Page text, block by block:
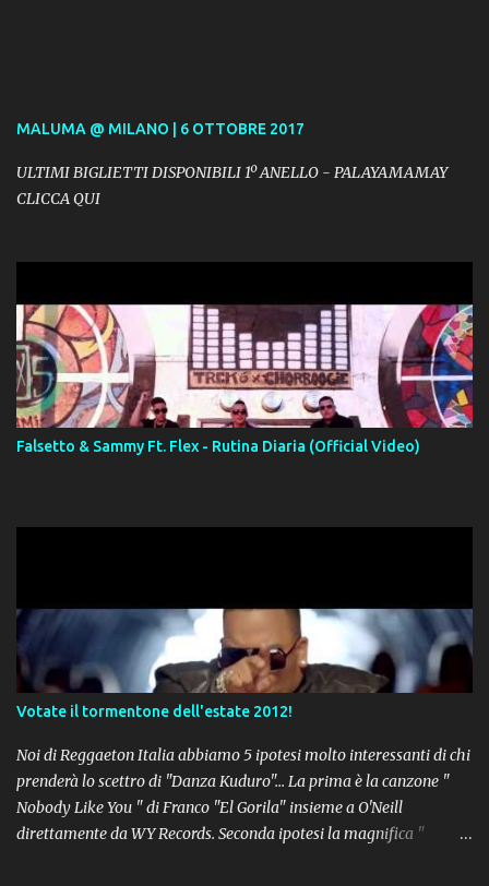
MALUMA @ MILANO | 6 OTTOBRE 2017
ULTIMI BIGLIETTI DISPONIBILI 1º ANELLO - PALAYAMAMAY
CLICCA QUI
Falsetto & Sammy Ft. Flex - Rutina Diaria (Official Video)
Votate il tormentone dell'estate 2012!
Noi di Reggaeton Italia abbiamo 5 ipotesi molto interessanti di chi
prenderà lo scettro di "Danza Kuduro"... La prima è la canzone "
Nobody Like You " di Franco "El Gorila" insieme a O'Neill
direttamente da WY Records. Seconda ipotesi la magnifica "